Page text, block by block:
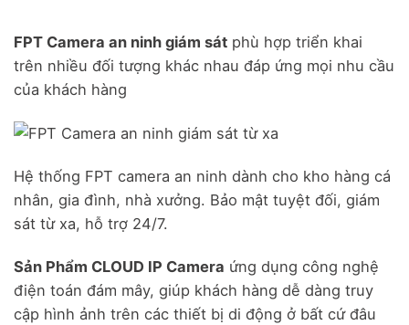
FPT Camera an ninh giám sát phù hợp triển khai
trên nhiều đối tượng khác nhau đáp ứng mọi nhu cầu
của khách hàng
Hệ thống FPT camera an ninh dành cho kho hàng cá
nhân, gia đình, nhà xưởng. Bảo mật tuyệt đối, giám
sát từ xa, hỗ trợ 24/7.
Sản Phẩm CLOUD IP Camera ứng dụng công nghệ
điện toán đám mây, giúp khách hàng dễ dàng truy
cập hình ảnh trên các thiết bị di động ở bất cứ đâu